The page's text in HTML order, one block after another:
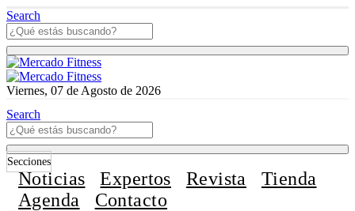
Search
Viernes, 07 de Agosto de 2026
Search
Secciones
Noticias Expertos Revista
Tienda
Agenda
Contacto